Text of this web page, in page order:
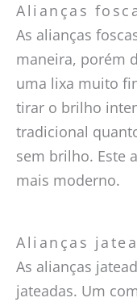
Alianças
As alianças
maneira, porém
uma lixa muito
tirar o brilho
tradicional
sem brilho. Este
mais moderno.
Alianças
As alianças
jateadas. Um